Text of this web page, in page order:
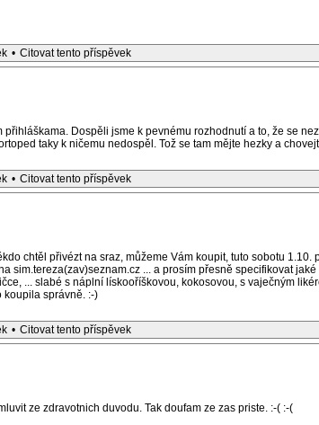
• Citovat tento příspěvek
Dospěli jsme k pevnému rozhodnutí a to, že se
taky k ničemu nedospěl. Tož se tam mějte hezky a
• Citovat tento příspěvek
chtěl přivézt na sraz, můžeme Vám koupit, tuto sobotu
sim.tereza(zav)seznam.cz ... a prosím přesně specifikovat
... slabé s náplní lískooříškovou, kokosovou, s vaječným
koupila správně. :-)
• Citovat tento příspěvek
ze zdravotnich duvodu. Tak doufam ze zas priste. :-( :-(